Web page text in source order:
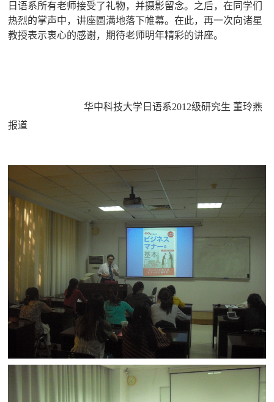
日语系所有老师接受了礼物，并摄影留念。之后，在同学们
热烈的掌声中，讲座圆满地落下帷幕。在此，再一次向诸星
教授表示衷心的感谢，期待老师明年精彩的讲座。
华中科技大学日语系2012级研究生 董玲燕
报道